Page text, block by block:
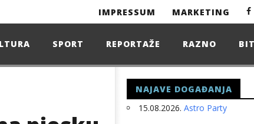
IMPRESSUM MARKETING
SPORT REPORTAŽE RAZNO
NAJAVE DOGAĐANJA
15.08.2026. Astro Party